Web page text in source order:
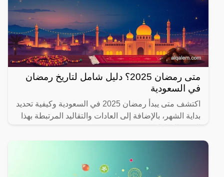
متى رمضان 2025؟ دليل شامل لتاريخ رمضان
في السعودية
اكتشف متى يبدأ رمضان 2025 في السعودية وكيفية تحديد
بداية الشهر، بالإضافة إلى العادات والتقاليد المرتبطة بهذا